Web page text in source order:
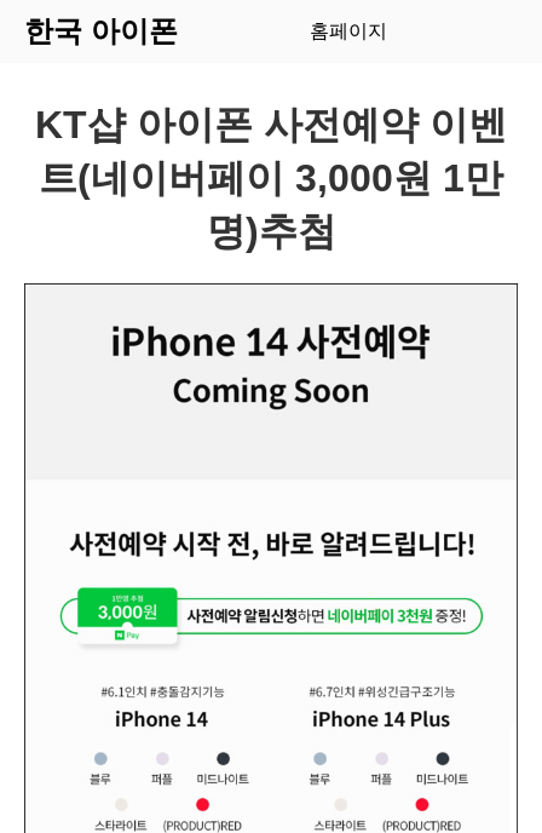
한국 아이폰 홈페이지
KT샵 아이폰 사전예약 이벤
트(네이버페이 3,000원 1만
명)추첨